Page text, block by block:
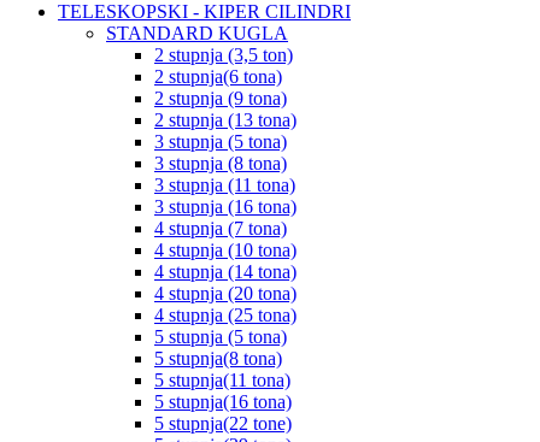
TELESKOPSKI - KIPER CILINDRI
STANDARD KUGLA
2 stupnja (3,5 ton)
2 stupnja(6 tona)
2 stupnja (9 tona)
2 stupnja (13 tona)
3 stupnja (5 tona)
3 stupnja (8 tona)
3 stupnja (11 tona)
3 stupnja (16 tona)
4 stupnja (7 tona)
4 stupnja (10 tona)
4 stupnja (14 tona)
4 stupnja (20 tona)
4 stupnja (25 tona)
5 stupnja (5 tona)
5 stupnja(8 tona)
5 stupnja(11 tona)
5 stupnja(16 tona)
5 stupnja(22 tone)